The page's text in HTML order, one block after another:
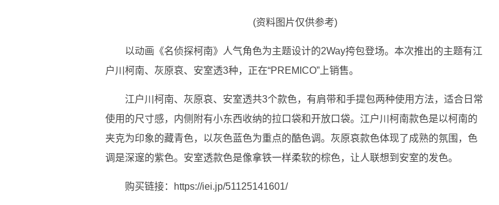
(资料图片仅供参考)
以动画《名侦探柯南》人气角色为主题设计的2Way挎包登场。本次推出的主题有江
户川柯南、灰原哀、安室透3种，正在“PREMICO”上销售。
江户川柯南、灰原哀、安室透共3个款色，有肩带和手提包两种使用方法，适合日常
使用的尺寸感，内侧附有小东西收纳的拉口袋和开放口袋。江户川柯南款色是以柯南的
夹克为印象的藏青色，以灰色蓝色为重点的酷色调。灰原哀款色体现了成熟的氛围，色
调是深邃的紫色。安室透款色是像拿铁一样柔软的棕色，让人联想到安室的发色。
购买链接：https://iei.jp/51125141601/